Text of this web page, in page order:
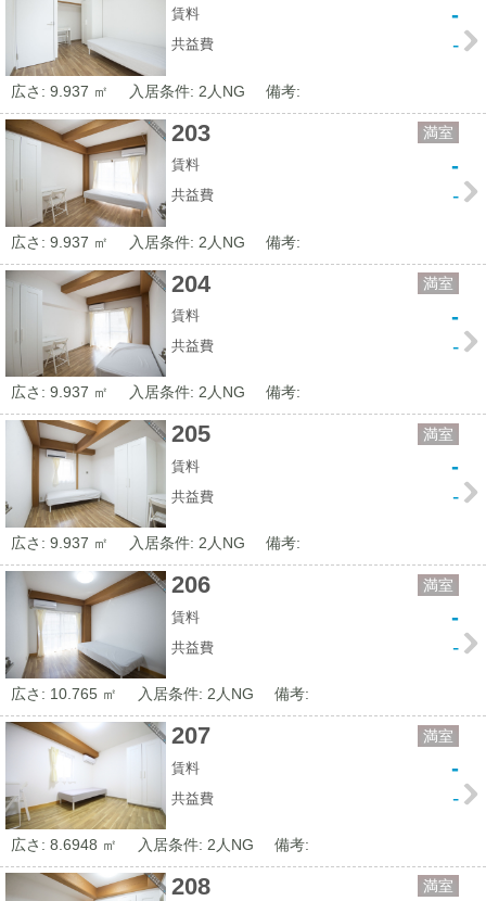
賃料 -
共益費 -
広さ: 9.937 ㎡ 入居条件: 2人NG 備考:
203 満室
賃料 -
共益費 -
広さ: 9.937 ㎡ 入居条件: 2人NG 備考:
204 満室
賃料 -
共益費 -
広さ: 9.937 ㎡ 入居条件: 2人NG 備考:
205 満室
賃料 -
共益費 -
広さ: 9.937 ㎡ 入居条件: 2人NG 備考:
206 満室
賃料 -
共益費 -
広さ: 10.765 ㎡ 入居条件: 2人NG 備考:
207 満室
賃料 -
共益費 -
広さ: 8.6948 ㎡ 入居条件: 2人NG 備考:
208 満室